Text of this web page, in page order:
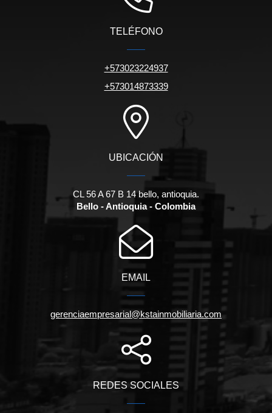
TELÉFONO
+573023224937
+573014873339
UBICACIÓN
CL 56 A 67 B 14 bello, antioquia.
Bello - Antioquia - Colombia
EMAIL
gerenciaempresarial@kstainmobiliaria.com
REDES SOCIALES